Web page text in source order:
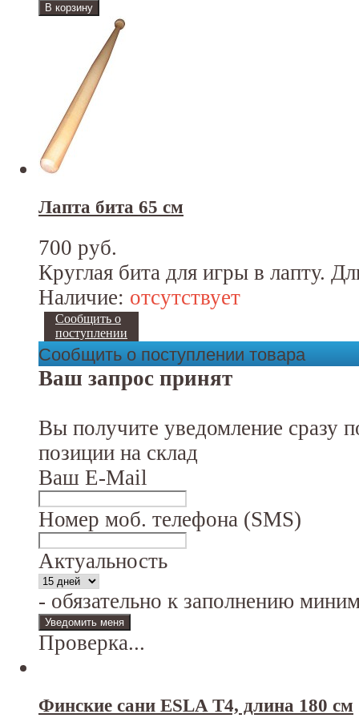
Лапта бита 65 см
700 руб.
Круглая бита для игры в лапту.
Наличие: отсутствует
Сообщить о
поступлении
Сообщить о поступлении товара
Ваш запрос принят
Вы получите уведомление сразу
позиции на склад
Ваш E-Mail
Номер моб. телефона (SMS)
Актуальность
- обязательно к заполнению
Проверка...
Финские сани ESLA T4, длина 180 см